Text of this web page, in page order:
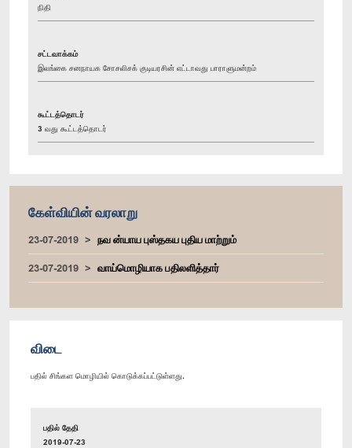
நிதி
சட்டவாக்கம்
இலங்கை சனநாயக சோசலிசக் குடியரசின் எட்டாவது பாராளுமன்றம்
கூட்டத்தொடர்
3 வது கூட்டத்தொடர்
கேள்வியின் வரலாறு
23-07-2019
நவ ன்யாய புஸ்தகய புதிய மாற்றும்
23-07-2019
வாய்மொழியாக பதிலளித்தார்
விடை
பதில் சிங்கள மொழியில் கொடுக்கப்பட்டுள்ளது.
பதில் தேதி
2019-07-23